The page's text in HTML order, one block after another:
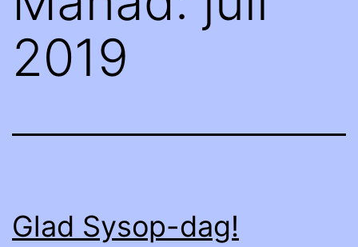
2019
Glad Sysop-dag!